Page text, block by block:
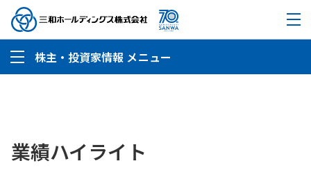
株主・投資家情報 メニュー
業績ハイライト